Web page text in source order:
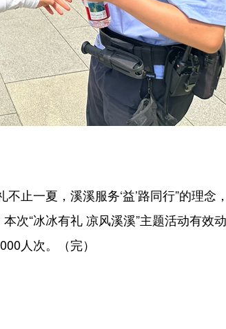
止一夏，溪溪服务‘益’路同行”的理念
次“冰冰有礼 凉风溪溪”主题活动有效
人次。（完）